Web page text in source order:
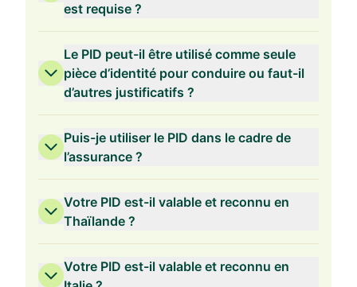
est requise ?
Le PID peut-il être utilisé comme seule
pièce d’identité pour conduire ou faut-il
d’autres justificatifs ?
Puis-je utiliser le PID dans le cadre de
l’assurance ?
Votre PID est-il valable et reconnu en
Thaïlande ?
Votre PID est-il valable et reconnu en